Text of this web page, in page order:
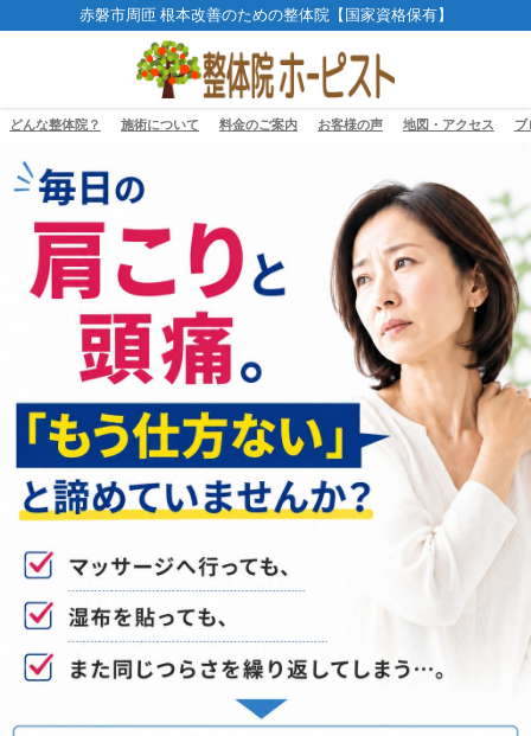
赤磐市周匝 根本改善のための整体院【国家資格保有】
どんな整体院？ 施術について 料金のご案内 お客様の声 地図・アクセス ブ